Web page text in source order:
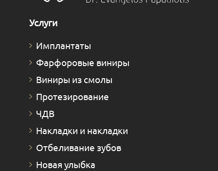
Услуги
Имплантаты
Фарфоровые виниры
Виниры из смолы
Протезирование
ЧДВ
Накладки и накладки
Отбеливание зубов
Новая улыбка